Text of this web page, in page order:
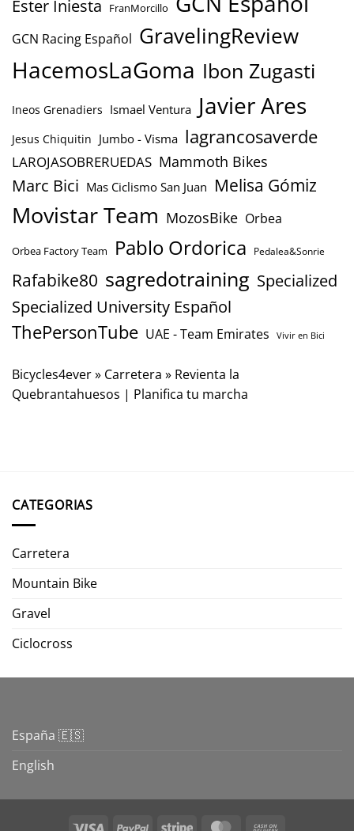
Ester Iniesta FranMorcillo
GCN Racing Español GravelingReview
HacemosLaGoma Ibon Zugasti
Ineos Grenadiers Ismael Ventura Javier Ares
Jesus Chiquitin Jumbo - Visma lagrancosaverde
LAROJASOBRERUEDAS Mammoth Bikes
Marc Bici Mas Ciclismo San Juan Melisa Gómiz
Movistar Team MozosBike Orbea
Orbea Factory Team Pablo Ordorica Pedalea&Sonrie
Rafabike80 sagredotraining Specialized
Specialized University Español
ThePersonTube UAE - Team Emirates Vivir en Bici
Bicycles4ever» Carretera » Revienta la
Quebrantahuesos | Planifica tu marcha
CATEGORIAS
Carretera
Mountain Bike
Gravel
Ciclocross
España 🇪🇸
English
Visa PayPal Stripe MasterCard